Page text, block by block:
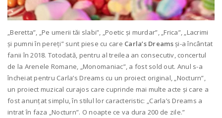
„Beretta”, „Pe umerii tăi slabi”, „Poetic și murdar”, „Frica”, „Lacrimi
și pumni în pereți” sunt piese cu care Carla’s Dreamsși-a încântat
fanii în 2018. Totodată, pentru al treilea an consecutiv, concertul
de la Arenele Romane, „Monomaniac”, a fost sold out. Anul s-a
încheiat pentru Carla’s Dreams cu un proiect original, „Nocturn”,
un proiect muzical curajos care cuprinde mai multe acte și care a
fost anunțat simplu, în stilul lor caracteristic: „Carla’s Dreams a
intrat în faza „Nocturn”. O noapte ce va dura 200 de zile.”